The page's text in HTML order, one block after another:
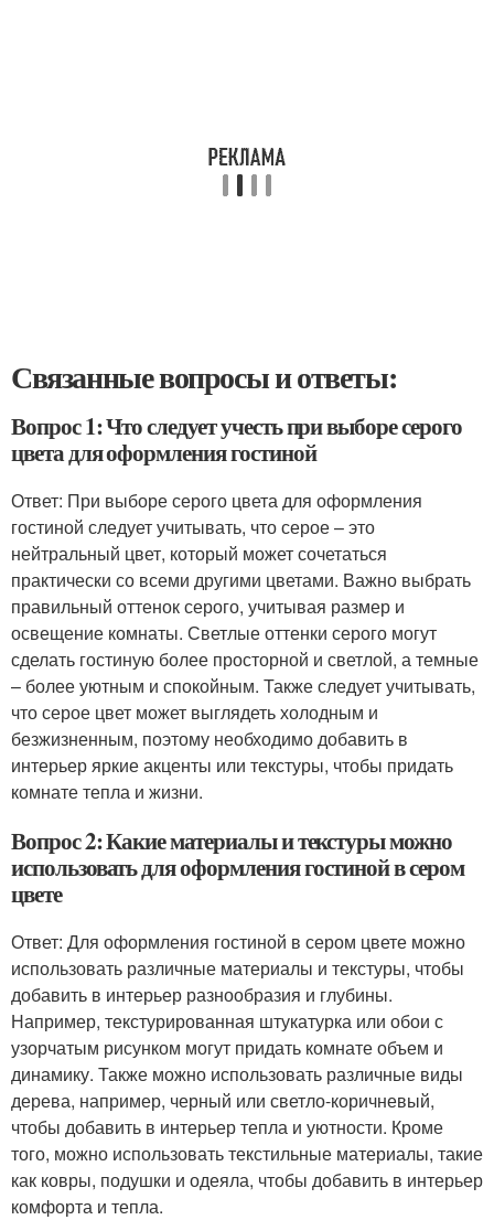
Связанные вопросы и ответы:
Вопрос 1: Что следует учесть при выборе серого
цвета для оформления гостиной
Ответ: При выборе серого цвета для оформления
гостиной следует учитывать, что серое – это
нейтральный цвет, который может сочетаться
практически со всеми другими цветами. Важно выбрать
правильный оттенок серого, учитывая размер и
освещение комнаты. Светлые оттенки серого могут
сделать гостиную более просторной и светлой, а темные
– более уютным и спокойным. Также следует учитывать,
что серое цвет может выглядеть холодным и
безжизненным, поэтому необходимо добавить в
интерьер яркие акценты или текстуры, чтобы придать
комнате тепла и жизни.
Вопрос 2: Какие материалы и текстуры можно
использовать для оформления гостиной в сером
цвете
Ответ: Для оформления гостиной в сером цвете можно
использовать различные материалы и текстуры, чтобы
добавить в интерьер разнообразия и глубины.
Например, текстурированная штукатурка или обои с
узорчатым рисунком могут придать комнате объем и
динамику. Также можно использовать различные виды
дерева, например, черный или светло-коричневый,
чтобы добавить в интерьер тепла и уютности. Кроме
того, можно использовать текстильные материалы, такие
как ковры, подушки и одеяла, чтобы добавить в интерьер
комфорта и тепла.